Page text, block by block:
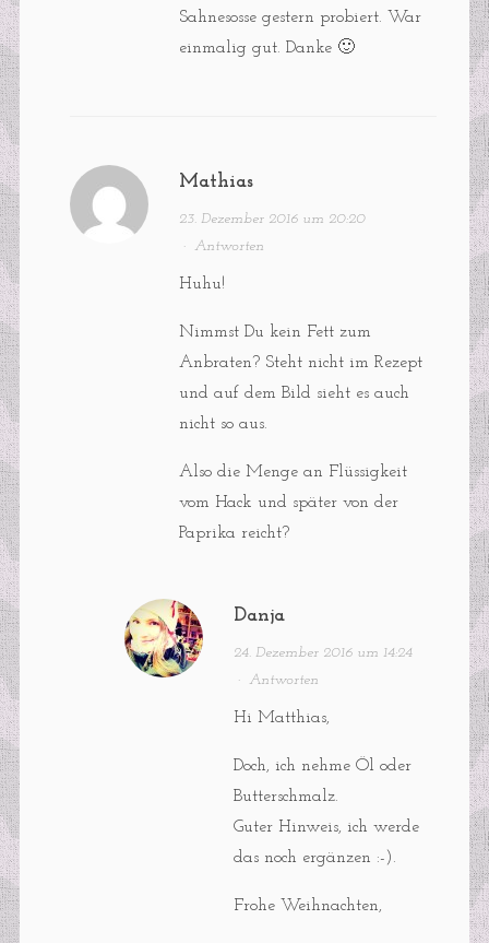
Sahnesosse gestern probiert. War
einmalig gut. Danke 🙂
Mathias
23. Dezember 2016 um 20:20
· Antworten
Huhu!
Nimmst Du kein Fett zum
Anbraten? Steht nicht im Rezept
und auf dem Bild sieht es auch
nicht so aus.
Also die Menge an Flüssigkeit
vom Hack und später von der
Paprika reicht?
Danja
24. Dezember 2016 um 14:24
· Antworten
Hi Matthias,
Doch, ich nehme Öl oder
Butterschmalz.
Guter Hinweis, ich werde
das noch ergänzen :-).
Frohe Weihnachten,